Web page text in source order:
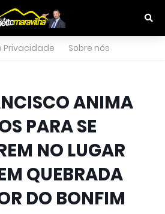
Privacidade Sobre nós
ANIMA
PARA SE
NO LUGAR
QUEBRADA
DO BONFIM